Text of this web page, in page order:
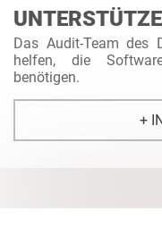
Das Audit-Team des
helfen, die
benötigen.
+